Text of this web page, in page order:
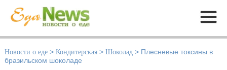
Меню
Новости о еде > Кондитерская > Шоколад > Плесневые токсины в
бразильском шоколаде